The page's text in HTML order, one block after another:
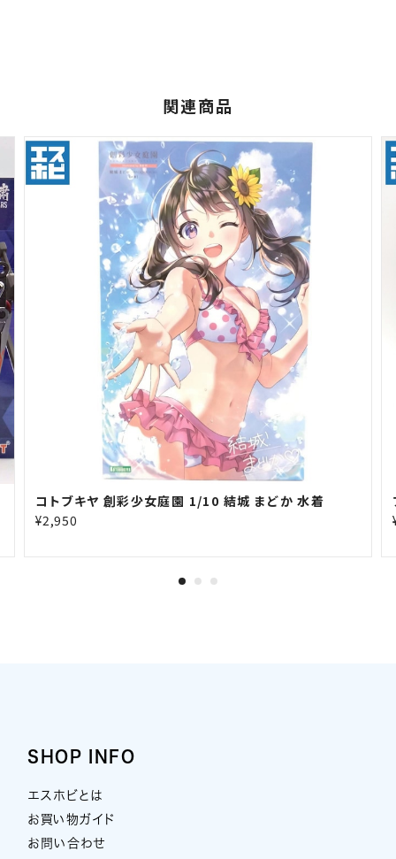
関連商品
コトブキヤ 創彩少女庭園 1/10 結城 まどか 水着
¥2,950
SHOP INFO
エスホビとは
お買い物ガイド
お問い合わせ